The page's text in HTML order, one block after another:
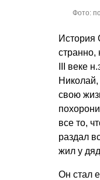
Фото:
История
странно,
III веке
свою
все то,
раздал
жил у
Он стал